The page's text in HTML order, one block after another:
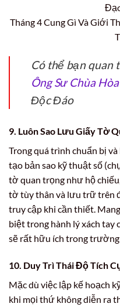
Tháng 4 Cung Gì Và Giới
Có thể bạn quan
Ông Sư Chùa
Độc Đáo
9. Luôn Sao Lưu Giấy Tờ
Trong quá trình chuẩn bị
tạo bản sao kỹ thuật số
tờ quan trọng như hộ
tờ tùy thân và lưu trữ trên
truy cập khi cần thiết.
biệt trong hành lý xách
sẽ rất hữu ích trong
10. Duy Trì Thái Độ Tích
Mặc dù việc lập kế hoạch
khi mọi thứ không diễn ra